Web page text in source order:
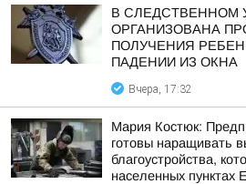
В СЛЕДСТВЕННОМ
ОРГАНИЗОВАНА
ПОЛУЧЕНИЯ
ПАДЕНИИ ИЗ ОКНА
Вчера, 17:32
Мария Костюк:
готовы наращивать
благоустройства,
населенных пунктах